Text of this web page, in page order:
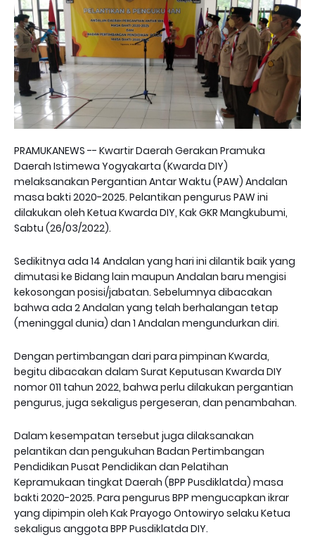
PRAMUKANEWS -- Kwartir Daerah Gerakan Pramuka
Daerah Istimewa Yogyakarta (Kwarda DIY)
melaksanakan Pergantian Antar Waktu (PAW) Andalan
masa bakti 2020-2025. Pelantikan pengurus PAW ini
dilakukan oleh Ketua Kwarda DIY, Kak GKR Mangkubumi,
Sabtu (26/03/2022).
Sedikitnya ada 14 Andalan yang hari ini dilantik baik yang
dimutasi ke Bidang lain maupun Andalan baru mengisi
kekosongan posisi/jabatan. Sebelumnya dibacakan
bahwa ada 2 Andalan yang telah berhalangan tetap
(meninggal dunia) dan 1 Andalan mengundurkan diri.
Dengan pertimbangan dari para pimpinan Kwarda,
begitu dibacakan dalam Surat Keputusan Kwarda DIY
nomor 011 tahun 2022, bahwa perlu dilakukan pergantian
pengurus, juga sekaligus pergeseran, dan penambahan.
Dalam kesempatan tersebut juga dilaksanakan
pelantikan dan pengukuhan Badan Pertimbangan
Pendidikan Pusat Pendidikan dan Pelatihan
Kepramukaan tingkat Daerah (BPP Pusdiklatda) masa
bakti 2020-2025. Para pengurus BPP mengucapkan ikrar
yang dipimpin oleh Kak Prayogo Ontowiryo selaku Ketua
sekaligus anggota BPP Pusdiklatda DIY.